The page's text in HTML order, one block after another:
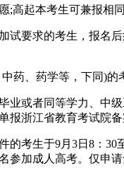
;高起本考生可兼报相
试要求的考生，报名
药、药学等，下同)的
业或者同等学力、中
报浙江省教育考试院备
的考生于9月3日8：
参加成人高考。仅申